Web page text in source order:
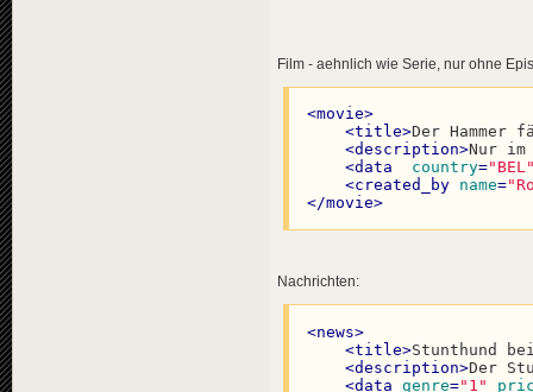
</episode>
Film - aehnlich wie Serie, nur ohne
<movie>
<title>Der Hammer
<description>Nur im
<data country=
<created_by name=
</movie>
Nachrichten:
<news>
<title>Stunthund
<description>Der
<data genre="1"